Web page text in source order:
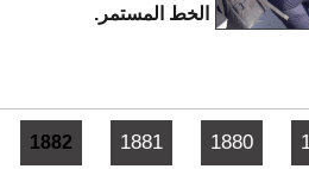
الخط المستمر.
1880
1881
1882